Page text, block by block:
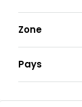
Zone
Pays